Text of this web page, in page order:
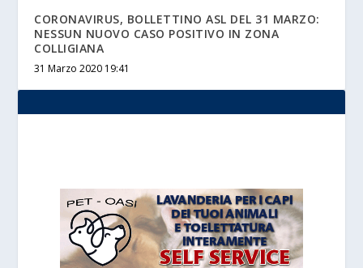
CORONAVIRUS, BOLLETTINO ASL DEL 31 MARZO:
NESSUN NUOVO CASO POSITIVO IN ZONA
COLLIGIANA
31 Marzo 2020 19:41